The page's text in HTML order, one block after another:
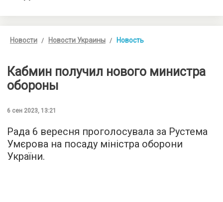
Новости Новости Украины Новость
Кабмин получил нового министра
обороны
6 сен 2023, 13:21
Рада 6 вересня проголосувала за Рустема
Умєрова на посаду міністра оборони
України.